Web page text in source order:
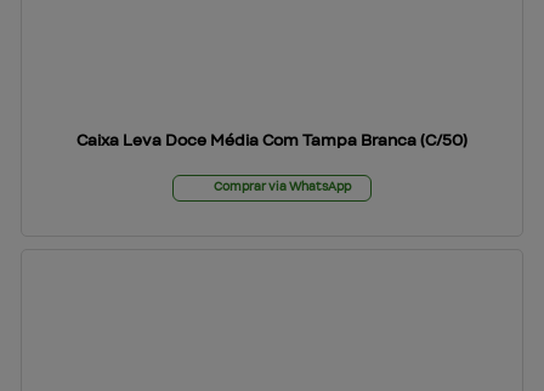
Caixa Leva Doce Média Com Tampa Branca (C/50)
Comprar via WhatsApp